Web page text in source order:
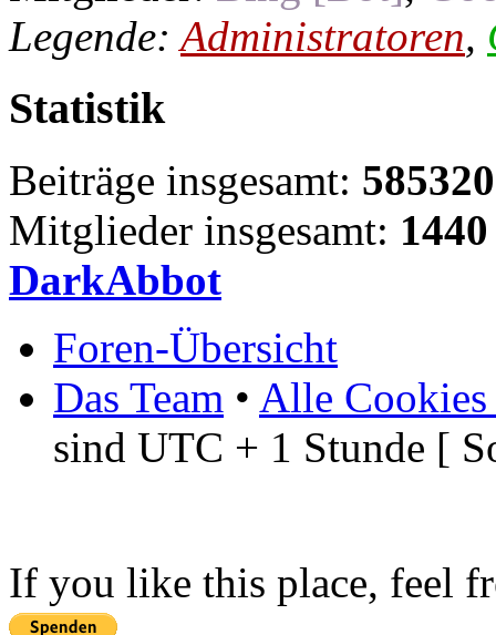
Legende:Administratoren,
Statistik
Beiträge insgesamt: 585320
Mitglieder insgesamt: 1440
DarkAbbot
Foren-Übersicht
Das Team • Alle Cookies
sind UTC + 1 Stunde [
If you like this place, feel